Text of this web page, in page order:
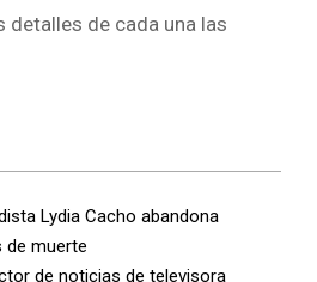
de cada una las
Lydia Cacho abandona
de muerte
de noticias de televisora